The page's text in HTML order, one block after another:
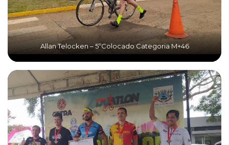
Allan Telocken – 5ºColocado Categoria M+46